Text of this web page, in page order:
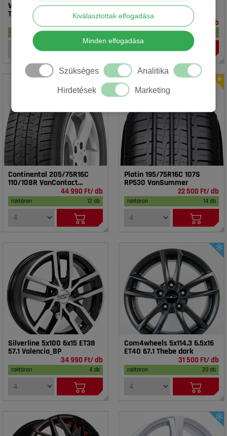
Vredestein 195/65R15 91T T-
TRAC 2 DOT23
17 db
Rotalla 195/65R15 91V RH02
14 990 Ft/ db
raktáron
Continental 205/75R16C
110/108R VanContact
44 990 Ft/ db
raktáron 12 db
Platin 195/75R16C 107S
RP530 VanSummer
22 500 Ft/ db
raktáron 14 db
Silverline 5x100 6x15 ET38
57.1 Valencia_BP
34 990 Ft/ db
raktáron 4 db
Com4wheels 5x114.3 6.5x16
ET40 67.1 Thebe dark
31 500 Ft/ db
raktáron 20 db
Kiválasztottak elfogadása
Minden elfogadása
Szükséges Analitika
Hirdetések Marketing